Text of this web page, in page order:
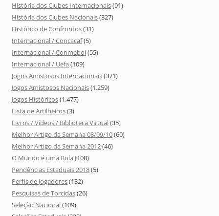
História dos Clubes Internacionais(91)
História dos Clubes Nacionais(327)
Histórico de Confrontos(31)
Internacional / Concacaf(5)
Internacional / Conmebol(55)
Internacional / Uefa (109)
Jogos Amistosos Internacionais(371)
Jogos Amistosos Nacionais(1.259)
Jogos Históricos(1.477)
Lista de Artilheiros(3)
Livros / Vídeos / Biblioteca Virtual(35)
Melhor Artigo da Semana 08/09/10(60)
Melhor Artigo da Semana 2012(46)
O Mundo é uma Bola (108)
Pendências Estaduais 2018(5)
Perfis de Jogadores(132)
Pesquisas de Torcidas(26)
Seleção Nacional(109)